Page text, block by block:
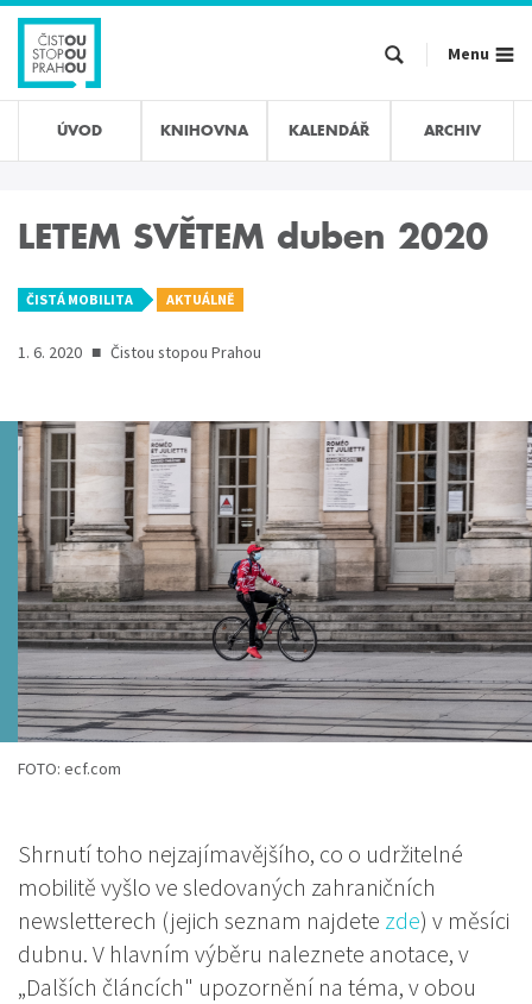
Přejít
hlavnímu
obsahu
Menu
ÚVOD KNIHOVNA KALENDÁŘ ARCHIV
LETEM SVĚTEM duben 2020
ČISTÁ MOBILITA AKTUÁLNĚ
1. 6. 2020 ■ Čistou stopou Prahou
FOTO: ecf.com
Shrnutí toho nejzajímavějšího, co o udržitelné
mobilitě vyšlo ve sledovaných zahraničních
newsletterech (jejich seznam najdete zde) v měsíci
dubnu. V hlavním výběru naleznete anotace, v
„Dalších článcích" upozornění na téma, v obou